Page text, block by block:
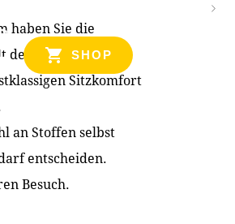
SHOP
haben Sie die
der Produkte zu
Sitzkomfort
an Stoffen selbst
entscheiden.
Besuch.